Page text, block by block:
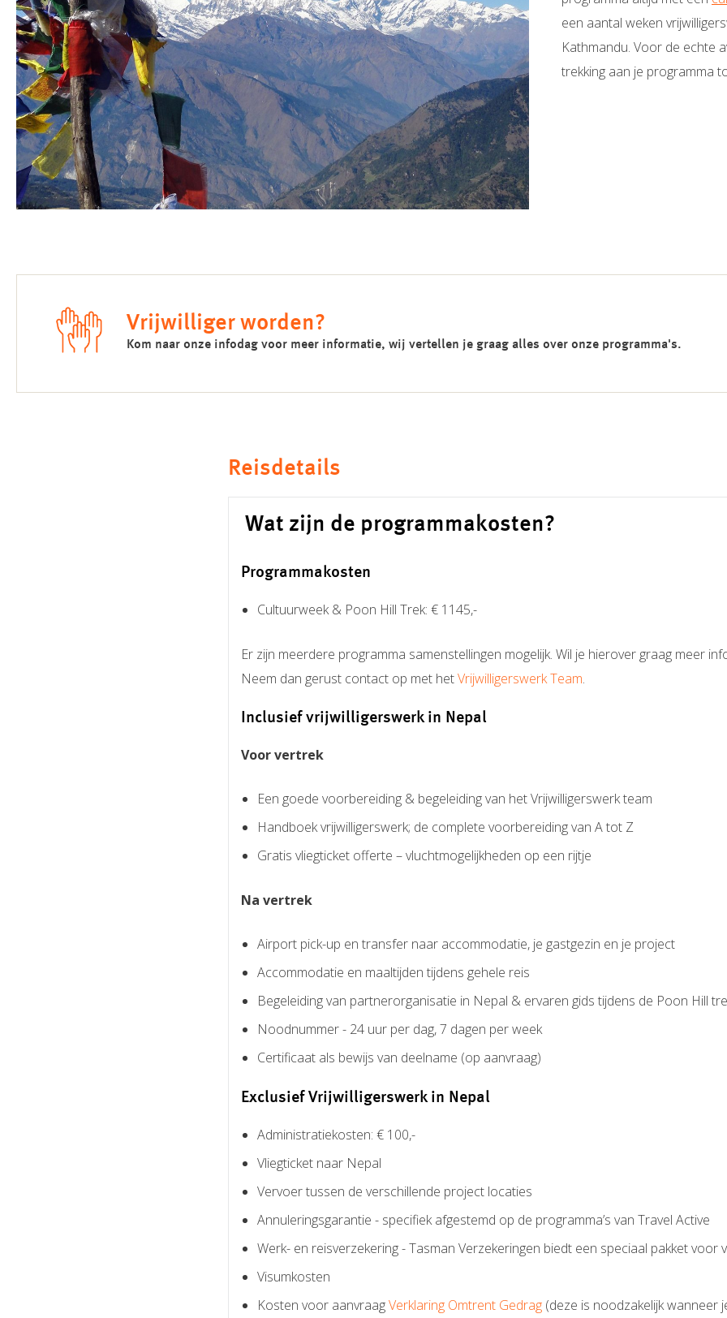
een aantal weken
Kathmandu. Voor de echte
trekking aan je programma
Vrijwilliger worden?
Kom naar onze infodag voor meer informatie, wij vertellen je graag alles over onze programma's.
Reisdetails
Wat zijn de programmakosten?
Programmakosten
Cultuurweek & Poon Hill Trek: € 1145,-
Er zijn meerdere programma samenstellingen mogelijk. Wil je hierover graag meer
Neem dan gerust contact op met hetVrijwilligerswerk Team.
Inclusief vrijwilligerswerk in Nepal
Voor vertrek
Een goede voorbereiding & begeleiding van het Vrijwilligerswerk team
Handboek vrijwilligerswerk; de complete voorbereiding van A tot Z
Gratis vliegticket offerte – vluchtmogelijkheden op een rijtje
Na vertrek
Airport pick-up en transfer naar accommodatie, je gastgezin en je project
Accommodatie en maaltijden tijdens gehele reis
Begeleiding van partnerorganisatie in Nepal & ervaren gids tijdens de Poon Hill
Noodnummer - 24 uur per dag, 7 dagen per week
Certificaat als bewijs van deelname (op aanvraag)
Exclusief Vrijwilligerswerk in Nepal
Administratiekosten: € 100,-
Vliegticket naar Nepal
Vervoer tussen de verschillende project locaties
Annuleringsgarantie - specifiek afgestemd op de programma’s van Travel Active
Werk- en reisverzekering - Tasman Verzekeringen biedt een speciaal pakket voor
Visumkosten
Kosten voor aanvraagVerklaring Omtrent Gedrag(deze is noodzakelijk wanneer